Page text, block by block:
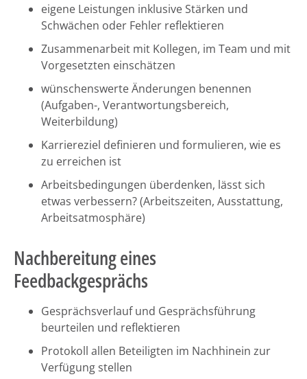
eigene Leistungen inklusive Stärken und
Schwächen oder Fehler reflektieren
Zusammenarbeit mit Kollegen, im Team und mit
Vorgesetzten einschätzen
wünschenswerte Änderungen benennen
(Aufgaben-, Verantwortungsbereich,
Weiterbildung)
Karriereziel definieren und formulieren, wie es
zu erreichen ist
Arbeitsbedingungen überdenken, lässt sich
etwas verbessern? (Arbeitszeiten, Ausstattung,
Arbeitsatmosphäre)
Nachbereitung eines
Feedbackgesprächs
Gesprächsverlauf und Gesprächsführung
beurteilen und reflektieren
Protokoll allen Beteiligten im Nachhinein zur
Verfügung stellen